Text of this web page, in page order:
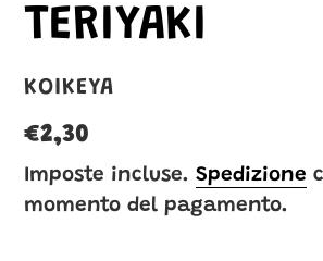
TERIYAKI
VENDITORE
KOIKEYA
Prezzo
di
listino
€2,30
Imposte incluse. Spedizione
momento del pagamento.